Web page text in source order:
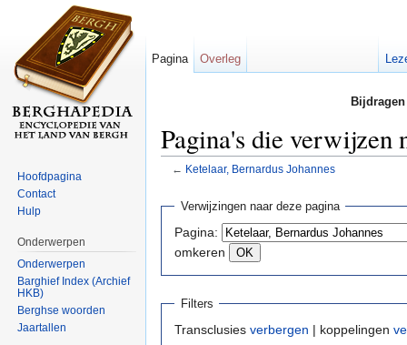
Pagina's die verwijzen
← Ketelaar, Bernardus Johannes
Verwijzingen naar deze pagina
Pagina:
omkeren
Filters
Transclusies verbergen | koppelingen
Pagina Overleg
Hoofdpagina
Contact
Hulp
Onderwerpen
Onderwerpen
Barghief Index (Archief
HKB)
Berghse woorden
Jaartallen